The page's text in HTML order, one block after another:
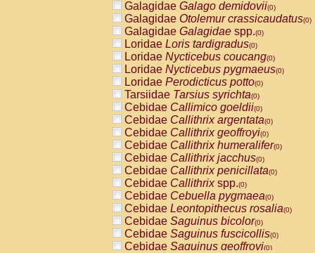
Galagidae Galago demidovii(0)
Galagidae Otolemur crassicaudatus(0)
Galagidae Galagidae spp.(0)
Loridae Loris tardigradus(0)
Loridae Nycticebus coucang(0)
Loridae Nycticebus pygmaeus(0)
Loridae Perodicticus potto(0)
Tarsiidae Tarsius syrichta(0)
Cebidae Callimico goeldii(0)
Cebidae Callithrix argentata(0)
Cebidae Callithrix geoffroyi(0)
Cebidae Callithrix humeralifer(0)
Cebidae Callithrix jacchus(0)
Cebidae Callithrix penicillata(0)
Cebidae Callithrixspp.(0)
Cebidae Cebuella pygmaea(0)
Cebidae Leontopithecus rosalia(0)
Cebidae Saguinus bicolor(0)
Cebidae Saguinus fuscicollis(0)
Cebidae Saguinus geoffroyi(0)